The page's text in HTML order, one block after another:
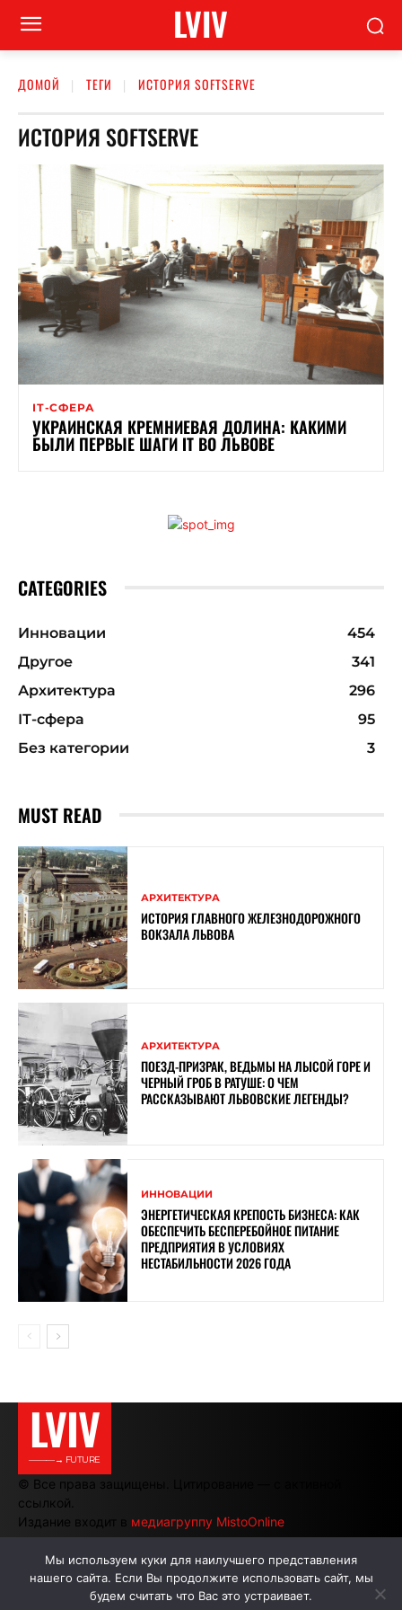
LVIV
ДОМОЙ ТЕГИ ИСТОРИЯ SOFTSERVE
ИСТОРИЯ SOFTSERVE
ІТ-СФЕРА
УКРАИНСКАЯ КРЕМНИЕВАЯ ДОЛИНА: КАКИМИ
БЫЛИ ПЕРВЫЕ ШАГИ ІТ ВО ЛЬВОВЕ
CATEGORIES
Инновации
454
Другое
341
Архитектура
296
ІТ-сфера
95
Без категории
3
MUST READ
АРХИТЕКТУРА
ИСТОРИЯ ГЛАВНОГО ЖЕЛЕЗНОДОРОЖНОГО
ВОКЗАЛА ЛЬВОВА
АРХИТЕКТУРА
ПОЕЗД-ПРИЗРАК, ВЕДЬМЫ НА ЛЫСОЙ ГОРЕ И
ЧЕРНЫЙ ГРОБ В РАТУШЕ: О ЧЕМ
РАССКАЗЫВАЮТ ЛЬВОВСКИЕ ЛЕГЕНДЫ?
ИННОВАЦИИ
ЭНЕРГЕТИЧЕСКАЯ КРЕПОСТЬ БИЗНЕСА: КАК
ОБЕСПЕЧИТЬ БЕСПЕРЕБОЙНОЕ ПИТАНИЕ
ПРЕДПРИЯТИЯ В УСЛОВИЯХ
НЕСТАБИЛЬНОСТИ 2026 ГОДА
LVIV
———→ FUTURE
© Все права защищены. Цитирование — с активной
ссылкой.
Издание входит в медиагруппу MistoOnline
АВТОРЫ РЕКЛАМА НА САЙТЕ
Мы используем куки для наилучшего представления
нашего сайта. Если Вы продолжите использовать сайт, мы
будем считать что Вас это устраивает.